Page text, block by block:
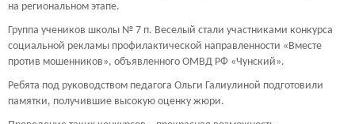
на региональном этапе.
Группа учеников школы № 7 п. Веселый стали участниками конкурса
социальной рекламы профилактической направленности «Вместе
против мошенников», объявленного ОМВД РФ «Чунский».
Ребята под руководством педагога Ольги Галиулиной подготовили
памятки, получившие высокую оценку жюри.